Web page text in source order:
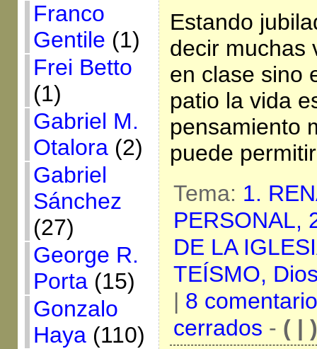
Franco
Gentile (1)
Frei Betto
(1)
Gabriel M.
Otalora(2)
Gabriel
Sánchez
(27)
George R.
Porta(15)
Gonzalo
Haya(110)
Estando
decir muchas
en clase sino
patio la vida
pensamiento
puede
Tema: 1.
PERSONAL,
DE LA
TEÍSMO,
| 8
cerrados - ( | )